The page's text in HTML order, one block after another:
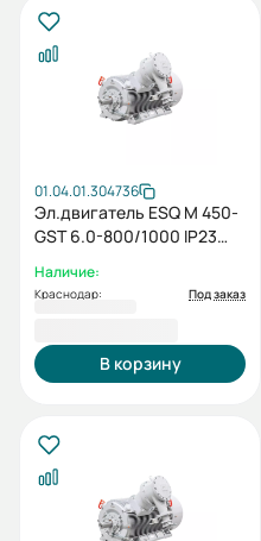
01.04.01.304736
Эл.двигатель ESQ M 450-
GST 6.0-800/1000 IP23
Наличие:
Краснодар: Под заказ
В корзину